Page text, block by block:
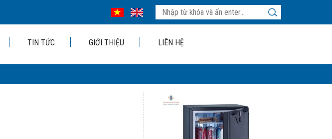
TIN TỨC GIỚI THIỆU LIÊN HỆ